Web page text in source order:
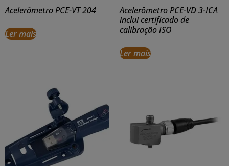
Acelerômetro PCE-VT 204
Ler mais
Acelerômetro PCE-VD 3-ICA
inclui certificado de
calibração ISO
Ler mais